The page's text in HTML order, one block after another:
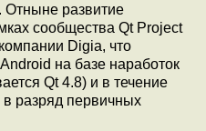
Отныне развитие
сообщества Qt Project
Digia, что
на базе наработок
Qt 4.8) и в течение
в разряд первичных